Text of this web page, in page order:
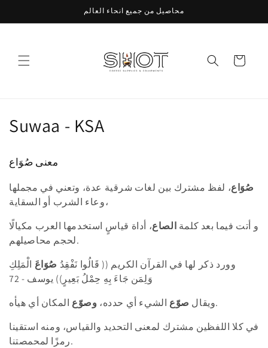
محاصيل من جميع انحاء العالم
Cart
C
l
l
e
c
t
i
o
n
Suwaa - KSA
معنى صُوَاع
صُوَاع، لفظ مشترك بين لغات شرقية عدة، وتعني في مجملها
وعاء الشرب أو السقاية،
و أتت فيما بعد كلمة الصاع، أداة قياسٍ استخدمها العرب مكيالًا
لحجم محاصيلهم.
وورد ذكر لها في القرآن الكريم (( قَالُوا نَفْقِدُ صُوَاعَ الْمَلِكِ
وَلِمَن جَاءَ بِهِ حِمْلُ بَعِيرٍ)) يوسف - 72
ويقال صوّع الشيء أي حدده، وصوّع
المكان أي هيأه.
في كلا اللفظين مشترك لمعنى التحديد والقياس، ومنه استقينا
رمزًا لمحمصتنا.